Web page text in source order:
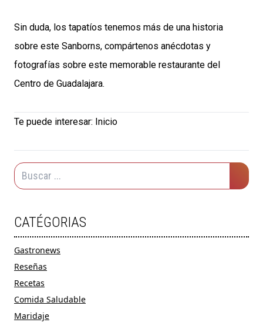
Sin duda, los tapatíos tenemos más de una historia
sobre este Sanborns, compártenos anécdotas y
fotografías sobre este memorable restaurante del
Centro de Guadalajara.
Te puede interesar: Inicio
CATÉGORIAS
Gastronews
Reseñas
Recetas
Comida Saludable
Maridaje